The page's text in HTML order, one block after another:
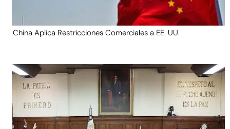
China Aplica Restricciones Comerciales a EE. UU.